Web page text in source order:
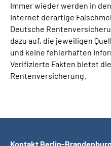
Immer wieder werden in
Internet derartige
Deutsche
dazu auf, die jeweiligen
und keine fehlerhaften
Verifizierte Fakten bietet
Rentenversicherung.
Kontakt Berlin-Brandenburg